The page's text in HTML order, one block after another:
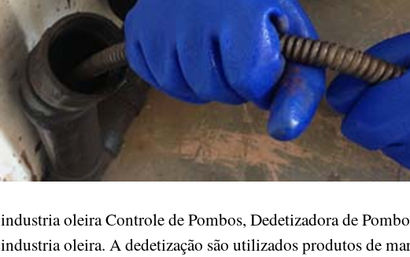
oleira Controle de Pombos, Dedetizadora de
oleira. A dedetização são utilizados produtos de